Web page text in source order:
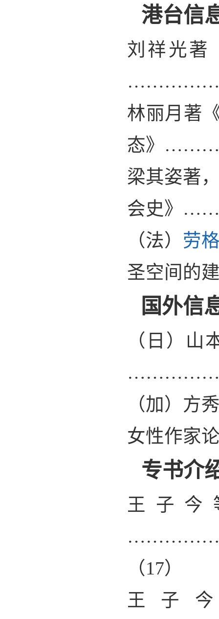
港台信
刘祥光著
林丽月著
态》
梁其姿著
会史》
（法） 劳
圣空间
国外信
（日）山
（加）方
女性作
专书介
王子今
（17）
王子